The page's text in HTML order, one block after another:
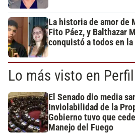
La historia de amor de
Fito Páez, y Balthazar
conquistó a todos en
Lo más visto en Perfil
El Senado dio media
Inviolabilidad de la
Gobierno tuvo que
Manejo del Fuego